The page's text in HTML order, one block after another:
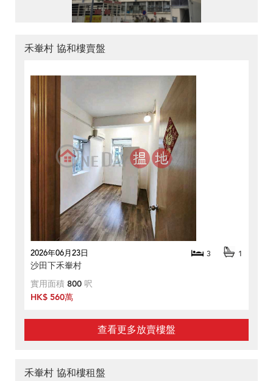
禾輋村 協和樓賣盤
2026年06月23日 3 1
沙田下禾輋村
實用面積 800 呎
HK$ 560萬
查看更多放賣樓盤
禾輋村 協和樓租盤